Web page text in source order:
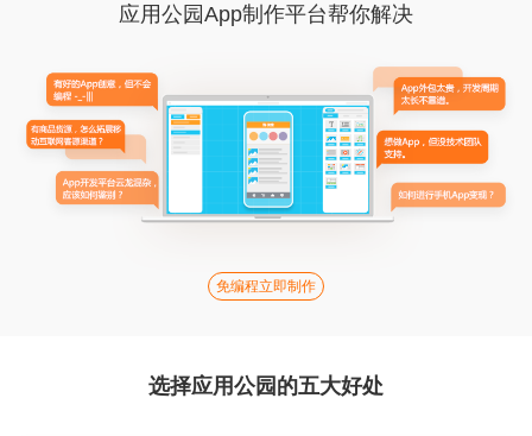
应用公园App制作平台帮你解决
免编程立即制作
选择应用公园的五大好处